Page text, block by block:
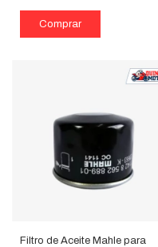
Filtro de Aceite Mahle para